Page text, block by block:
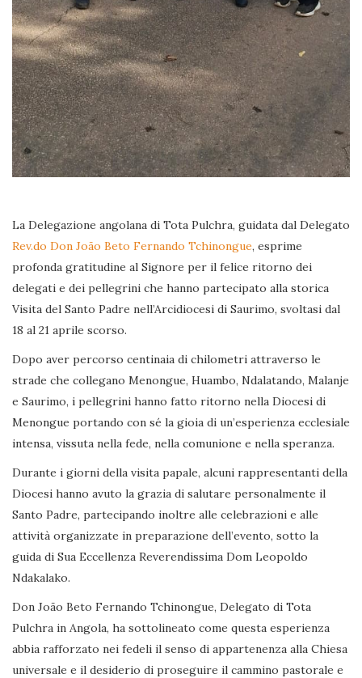
La Delegazione angolana di Tota Pulchra, guidata dal Delegato
Rev.do Don João Beto Fernando Tchinongue, esprime
profonda gratitudine al Signore per il felice ritorno dei
delegati e dei pellegrini che hanno partecipato alla storica
Visita del Santo Padre nell’Arcidiocesi di Saurimo, svoltasi dal
18 al 21 aprile scorso.
Dopo aver percorso centinaia di chilometri attraverso le
strade che collegano Menongue, Huambo, Ndalatando, Malanje
e Saurimo, i pellegrini hanno fatto ritorno nella Diocesi di
Menongue portando con sé la gioia di un’esperienza ecclesiale
intensa, vissuta nella fede, nella comunione e nella speranza.
Durante i giorni della visita papale, alcuni rappresentanti della
Diocesi hanno avuto la grazia di salutare personalmente il
Santo Padre, partecipando inoltre alle celebrazioni e alle
attività organizzate in preparazione dell’evento, sotto la
guida di Sua Eccellenza Reverendissima Dom Leopoldo
Ndakalako.
Don João Beto Fernando Tchinongue, Delegato di Tota
Pulchra in Angola, ha sottolineato come questa esperienza
abbia rafforzato nei fedeli il senso di appartenenza alla Chiesa
universale e il desiderio di proseguire il cammino pastorale e